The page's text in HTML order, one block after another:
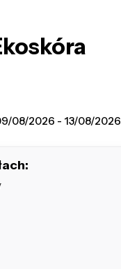
08/2026 - 13/08/2026